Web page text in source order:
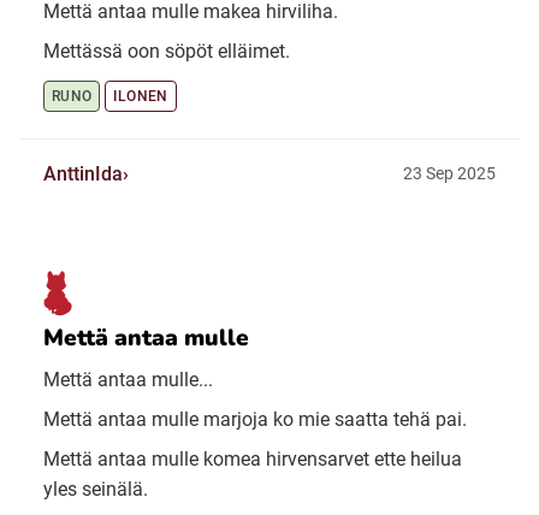
Mettä antaa mulle makea hirviliha.
Mettässä oon söpöt elläimet.
RUNO ILONEN
AnttinIda 23 Sep 2025
Mettä antaa mulle
Mettä antaa mulle...
Mettä antaa mulle marjoja ko mie saatta tehä pai.
Mettä antaa mulle komea hirvensarvet ette heilua
yles seinälä.